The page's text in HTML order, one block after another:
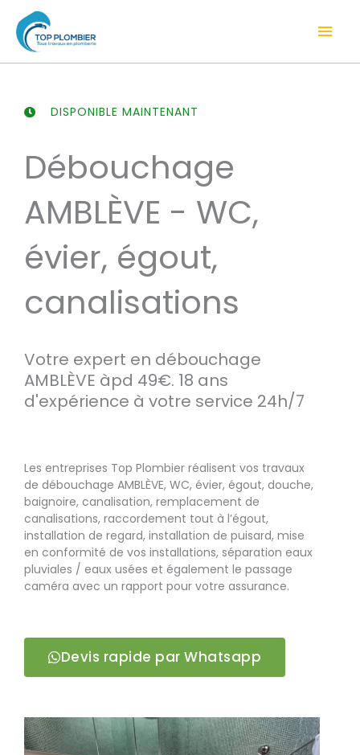
contenu
DISPONIBLE MAINTENANT
Débouchage
AMBLÈVE - WC,
évier, égout,
canalisations
Votre expert en débouchage
AMBLÈVE àpd 49€. 18 ans
d'expérience à votre service 24h/7
Les entreprises Top Plombier réalisent vos travaux
de débouchage AMBLÈVE, WC, évier, égout, douche,
baignoire, canalisation, remplacement de
canalisations, raccordement tout à l’égout,
installation de regard, installation de puisard, mise
en conformité de vos installations, séparation eaux
pluviales / eaux usées et également le passage
caméra avec un rapport pour votre assurance.
Devis rapide par Whatsapp